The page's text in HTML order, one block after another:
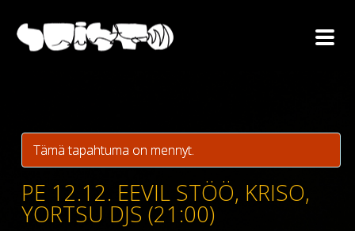
Tämä tapahtuma on mennyt.
PE 12.12. EEVIL STÖÖ, KRISO,
YORTSU DJS (21:00)